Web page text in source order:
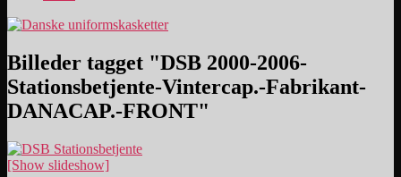
Billeder tagget "DSB 2000-2006-
Stationsbetjente-Vintercap.-Fabrikant-
DANACAP.-FRONT"
[Show slideshow]